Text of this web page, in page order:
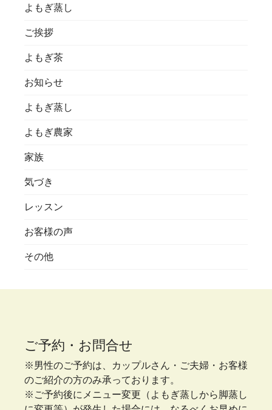
よもぎ蒸し
ご挨拶
よもぎ茶
お知らせ
よもぎ蒸し
よもぎ農家
家族
気づき
レッスン
お客様の声
その他
ご予約・お問合せ
※男性のご予約は、カップルさん・ご夫婦・お客様
のご紹介の方のみ承っております。
※ご予約後にメニュー変更（よもぎ蒸しから脚蒸し